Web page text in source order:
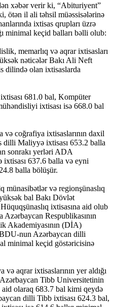
xəbər verir ki, “Abituriyent”
ötən il ali təhsil müəssisələrinə
ixtisas qrupları üzrə
minimal keçid balları bəlli olub:
memarlıq və aqrar ixtisasları
nəticələr Bakı Ali Neft
olan ixtisaslarda
681.0 bal, Kompüter
ixtisası isə 668.0 bal
coğrafiya ixtisaslarının daxil
Maliyyə ixtisası 653.2 balla
sonrakı yerləri ADA
637.6 balla və eyni
balla bölüşür.
münasibətlər və regionşünaslıq
bal Bakı Dövlət
ixtisasına aid olub
Respublikasının
Akademiyasının (DİA)
nun Azərbaycan dilli
minimal keçid göstəricisinə
aqrar ixtisaslarının yer aldığı
Tibb Universitetinin
olaraq 683.7 bal kimi qeydə
dilli Tibb ixtisası 624.3 bal,